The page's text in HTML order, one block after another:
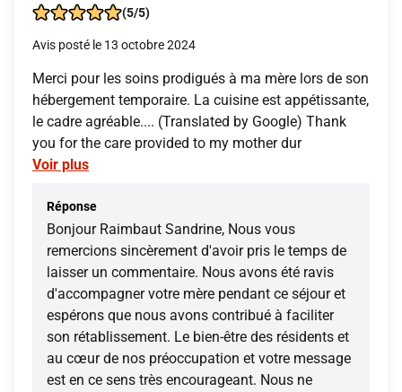
(5/5)
Avis posté le 13 octobre 2024
Merci pour les soins prodigués à ma mère lors de son
hébergement temporaire. La cuisine est appétissante,
le cadre agréable.... (Translated by Google) Thank
you for the care provided to my mother dur
Voir plus
Réponse
Bonjour Raimbaut Sandrine, Nous vous
remercions sincèrement d'avoir pris le temps de
laisser un commentaire. Nous avons été ravis
d'accompagner votre mère pendant ce séjour et
espérons que nous avons contribué à faciliter
son rétablissement. Le bien-être des résidents et
au cœur de nos préoccupation et votre message
est en ce sens très encourageant. Nous ne